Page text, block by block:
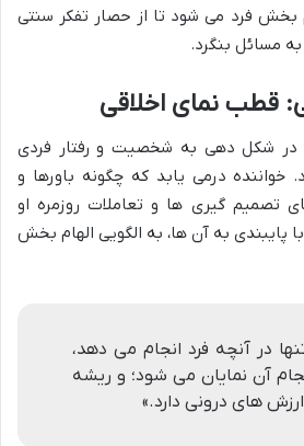
فرد می شود تا از حصار تفکر سنتی
مسائل بنگرد.
قطب نمای اخلاقی
در شکل دهی به شخصیت و رفتار فردی
خواننده درمی یابد که چگونه باورها و
تصمیم گیری ها و تعاملات روزمره او
پایبندی به آن ها، به الگویی الهام بخش
در آنچه فرد انجام می دهد،
آن نمایان می شود؛ و ریشه
های درونی دارد.»